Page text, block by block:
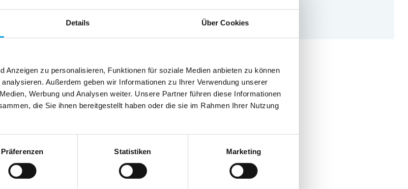
Details Über Cookies
Anzeigen zu personalisieren, Funktionen für soziale Medien anbieten zu können
Außerdem geben wir Informationen zu Ihrer Verwendung unserer
Werbung und Analysen weiter. Unsere Partner führen diese Informationen
die Sie ihnen bereitgestellt haben oder die sie im Rahmen Ihrer Nutzung
Präferenzen Statistiken Marketing
besteht, freuen wir uns über Initiativbewerbungen.